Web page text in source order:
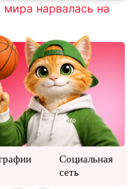
нарвалась на
Социальная
сеть